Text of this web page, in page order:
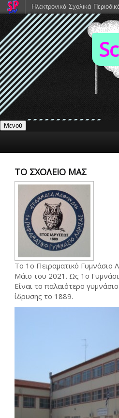
Μενού
ΤΟ ΣΧΟΛΕΙΟ ΜΑΣ
Το 1ο Πειραματικό Γυμνάσιο
Μάιο του 2021. Ως 1ο
Είναι το παλαιότερο
ίδρυσης το 1889.
Ηλεκτρονικά Σχολικά